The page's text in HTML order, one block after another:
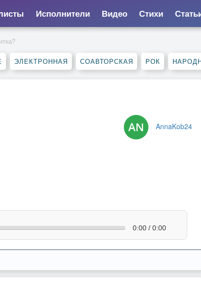
Исполнители Видео Стихи
ЭЛЕКТРОННАЯ СОАВТОРСКАЯ РОК
AnnaKob24
0:00 / 0:00